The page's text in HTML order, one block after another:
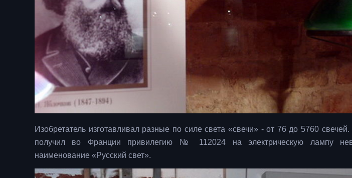
Изобретатель изготавливал разные по силе света «свечи» - от 76 до 5760
получил во Франции привилегию № 112024 на электрическую лампу
наименование «Русский свет».